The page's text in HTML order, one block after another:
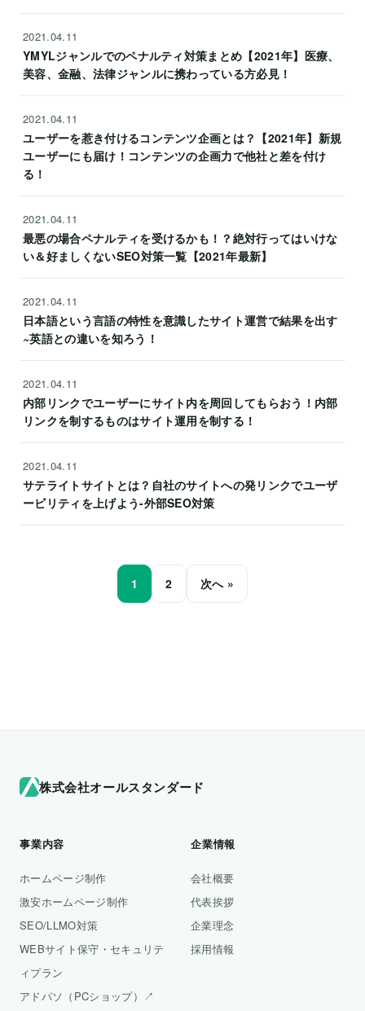
2021.04.11
YMYLジャンルでのペナルティ対策まとめ【2021年】医療、
美容、金融、法律ジャンルに携わっている方必見！
2021.04.11
ユーザーを惹き付けるコンテンツ企画とは？【2021年】新規
ユーザーにも届け！コンテンツの企画力で他社と差を付け
る！
2021.04.11
最悪の場合ペナルティを受けるかも！？絶対行ってはいけな
い＆好ましくないSEO対策一覧【2021年最新】
2021.04.11
日本語という言語の特性を意識したサイト運営で結果を出す
~英語との違いを知ろう！
2021.04.11
内部リンクでユーザーにサイト内を周回してもらおう！内部
リンクを制するものはサイト運用を制する！
2021.04.11
サテライトサイトとは？自社のサイトへの発リンクでユーザ
ービリティを上げよう-外部SEO対策
1 2 次へ »
株式会社オールスタンダード
事業内容
ホームページ制作
激安ホームページ制作
SEO/LLMO対策
WEBサイト保守・セキュリテ
ィプラン
アドパソ（PCショップ）↗
企業情報
会社概要
代表挨拶
企業理念
採用情報